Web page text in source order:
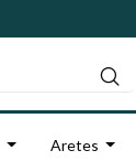
Aretes